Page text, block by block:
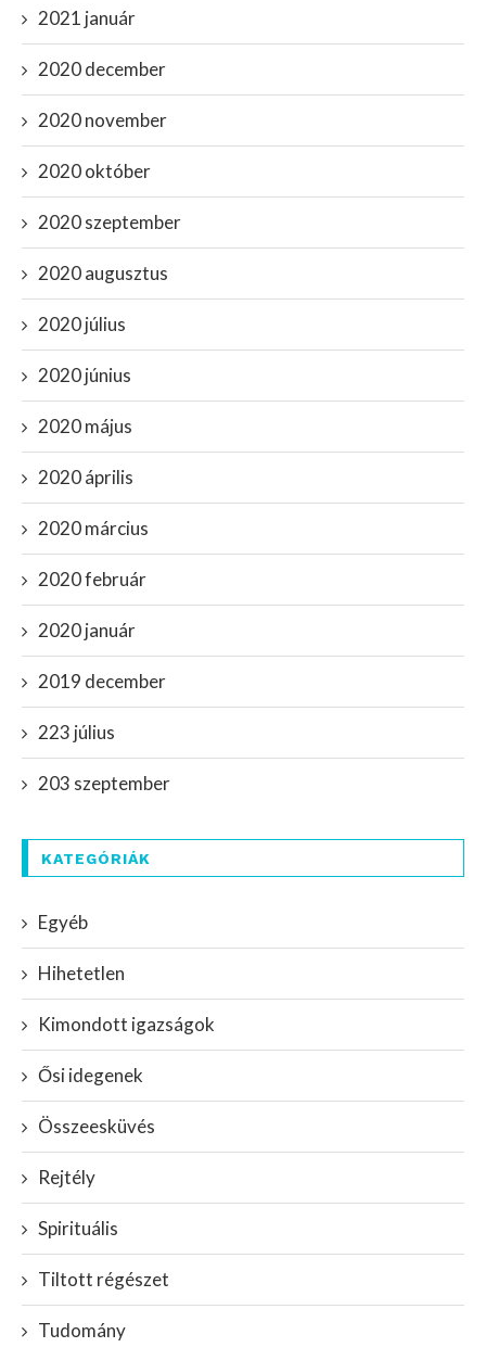
2021 január
2020 december
2020 november
2020 október
2020 szeptember
2020 augusztus
2020 július
2020 június
2020 május
2020 április
2020 március
2020 február
2020 január
2019 december
223 július
203 szeptember
KATEGÓRIÁK
Egyéb
Hihetetlen
Kimondott igazságok
Ősi idegenek
Összeesküvés
Rejtély
Spirituális
Tiltott régészet
Tudomány